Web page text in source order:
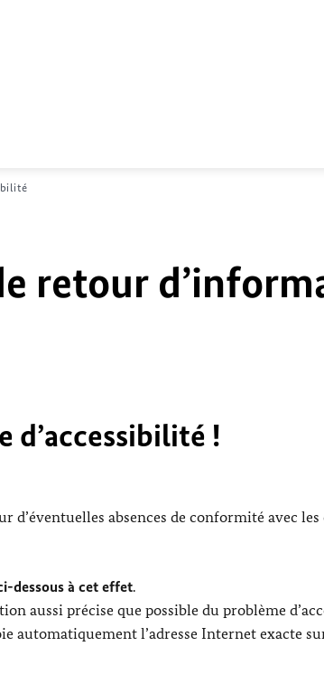
retour
d’accessibilité !
absences de conformité avec les
dessous à cet effet.
aussi précise que possible du problème
automatiquement l’adresse Internet exacte